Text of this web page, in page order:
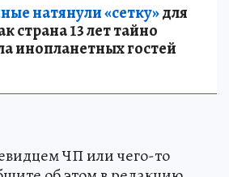
натянули «сетку»для
страна 13 лет тайно
инопланетных гостей
ЧП или чего-то